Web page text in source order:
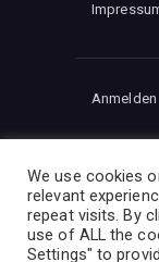
Anmelden
Follow
We use cookies
relevant
repeat visits. By
use of ALL the
Settings" to